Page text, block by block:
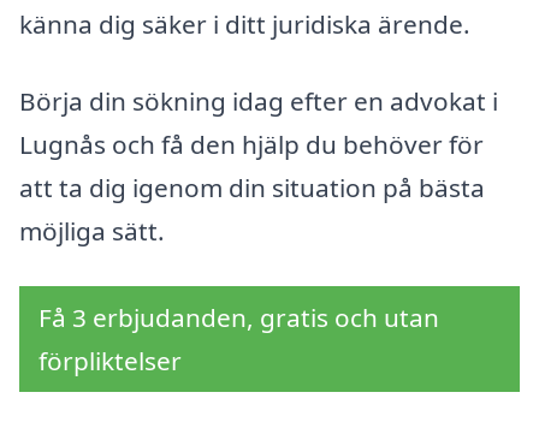
känna dig säker i ditt juridiska ärende.
Börja din sökning idag efter en advokat i
Lugnås och få den hjälp du behöver för
att ta dig igenom din situation på bästa
möjliga sätt.
Få 3 erbjudanden, gratis och utan
förpliktelser